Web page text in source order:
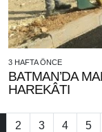
3 HAFTA ÖNCE
BATMAN’DA
HAREKÂTI
2 3 4 5